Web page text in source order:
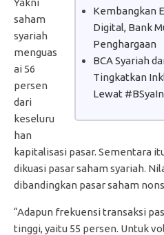
Kembangkan
Digital, Bank
Penghargaan
BCA Syariah
Tingkatkan
Lewat
saham
syariah
menguas
ai 56
persen
dari
keseluru
han
kapitalisasi pasar. Sementara
dikuasi pasar saham syariah.
dibandingkan pasar saham
“Adapun frekuensi transaksi
tinggi, yaitu 55 persen. Untuk